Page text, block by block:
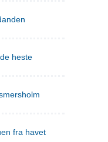
heste
fra havet